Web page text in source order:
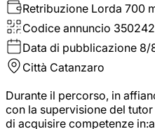
Retribuzione Lorda 700
Codice annuncio 350242
Data di pubblicazione 8/
Città Catanzaro
Durante il percorso, in
con la supervisione del
di acquisire competenze